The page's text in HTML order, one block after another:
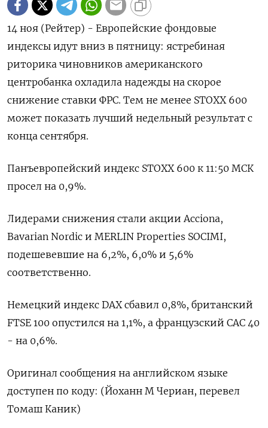
14 ноя (Рейтер) - Европейские фондовые
индексы идут вниз в пятницу: ястребиная
риторика чиновников американского
центробанка охладила надежды на скорое
снижение ставки ФРС. Тем не менее STOXX 600
может показать лучший недельный результат с
конца сентября.
Панъевропейский индекс STOXX 600 к 11:50 МСК
просел на 0,9%.
Лидерами снижения стали акции Acciona,
Bavarian Nordic и MERLIN Properties SOCIMI,
подешевевшие на 6,2​%, 6,0% и 5,6%
соответственно.
Немецкий индекс DAX сбавил 0,8%, британский
FTSE 100 опустился на 1,1%, а французский CAC 40
- на 0,6%.
Оригинал сообщения на английском языке
доступен по коду: (Йоханн М Чериан, перевел
Томаш Каник)